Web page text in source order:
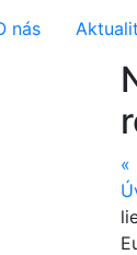
nás
«